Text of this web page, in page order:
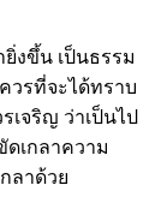
งขึ้น เป็นธรรม
วรที่จะได้ทราบ
จริญ ว่าเป็นไป
ดเกลาความ
ลาด้วย